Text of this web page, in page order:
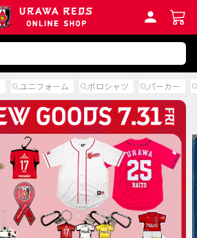
ユニフォーム ポロシャツ パーカー